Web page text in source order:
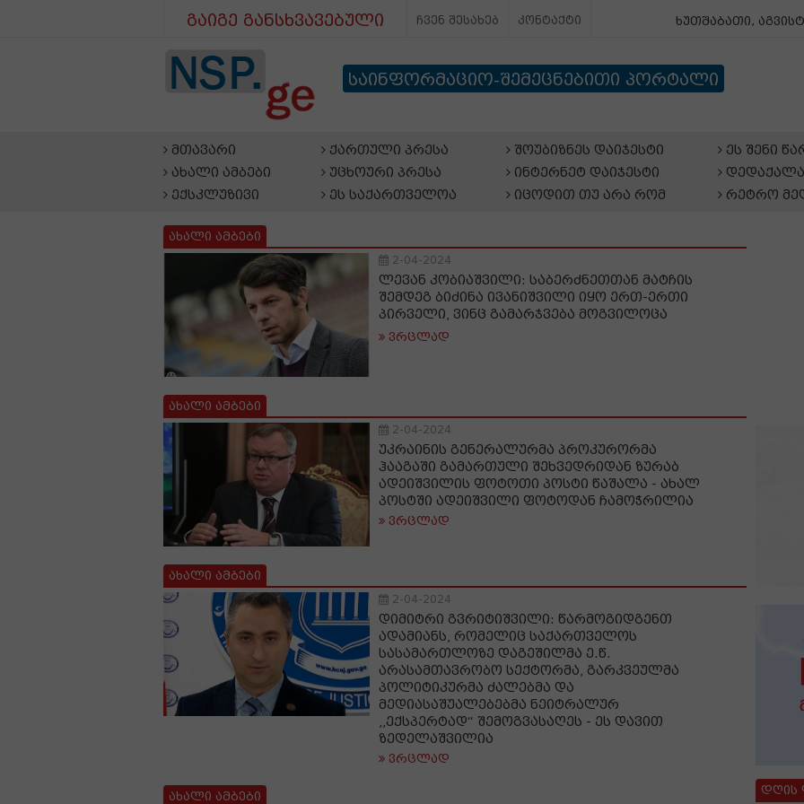
გაიგე განსხვავებული ჩვენ შესახებ კონტაქტი ხუთშაბათი,
საინფორმაციო-შემეცნებითი პორტალი
მთავარი
ახალი ამბები
ექსკლუზივი
ქართული პრესა
უცხოური პრესა
ეს საქართველოა
შოუბიზნეს დაიჯესტი
ინტერნეტ დაიჯესტი
იცოდით თუ არა რომ
ეს შენი
რეტრო
ახალი ამბები
2-04-2024
ლევან კობიაშვილი: საბერძნეთთან მატჩის
შემდეგ ბიძინა ივანიშვილი იყო ერთ-ერთი
პირველი, ვინც გამარჯვება მოგვილოცა
ვრცლად
ახალი ამბები
2-04-2024
უკრაინის გენერალურმა პროკურორმა
ჰააგაში გამართული შეხვედრიდან ზურაბ
ადეიშვილის ფოტოთი პოსტი წაშალა - ახალ
პოსტში ადეიშვილი ფოტოდან ჩამოჭრილია
ვრცლად
ახალი ამბები
2-04-2024
დიმიტრი გვრიტიშვილი: წარმოგიდგენთ
ადამიანს, რომელიც საქართველოს
სასამართლოზე დაგეშილმა ე.წ.
არასამთავრობო სექტორმა, გარკვეულმა
პოლიტიკურმა ძალებმა და
მედიასაშუალებებმა ნეიტრალურ
,,ექსპერტად“ შემოგვასაღეს - ეს დავით
ზედელაშვილია
ვრცლად
ახალი ამბები დღის